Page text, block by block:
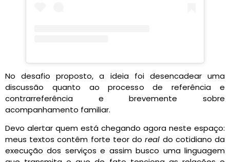
No desafio proposto, a ideia foi desencadear uma
discussão quanto ao processo de referência e
contrarreferência e brevemente sobre
acompanhamento familiar.
Devo alertar quem está chegando agora neste espaço:
meus textos contêm forte teor doreal do cotidiano da
execução dos serviços e assim busco uma linguagem